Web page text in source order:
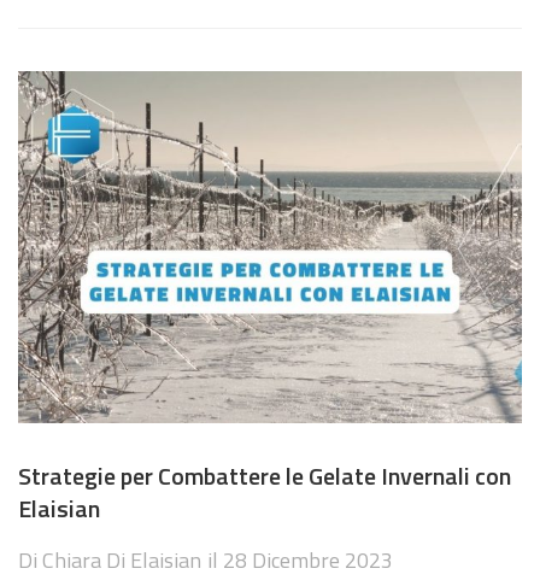
Strategie per Combattere le Gelate Invernali con
Elaisian
Di Chiara Di Elaisian il 28 Dicembre 2023